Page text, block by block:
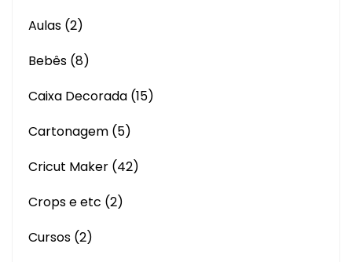
Aulas (2)
Bebês (8)
Caixa Decorada (15)
Cartonagem (5)
Cricut Maker (42)
Crops e etc (2)
Cursos (2)